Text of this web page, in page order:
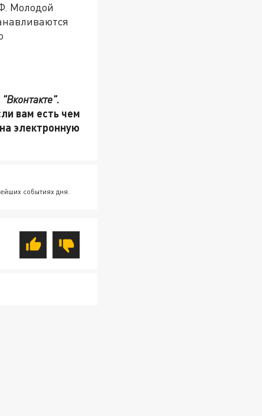
Молодой
"Вконтакте".
вам есть чем
электронную
событиях дня.